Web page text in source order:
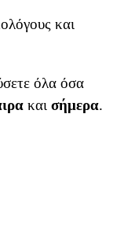
και
όλα όσα
και σήμερα.